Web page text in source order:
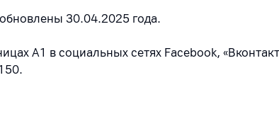
30.04.2025 года.
A1 в социальных сетях Facebook,